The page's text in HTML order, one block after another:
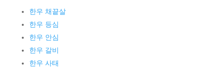
한우 채끝살
한우 등심
한우 안심
한우 갈비
한우 사태